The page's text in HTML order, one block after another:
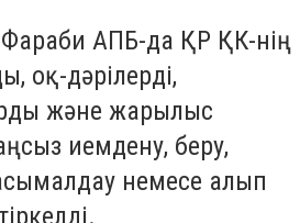
Фараби АПБ-да ҚР ҚК-нің
оқ-дәрiлердi,
және жарылыс
иемдену, беру,
немесе алып